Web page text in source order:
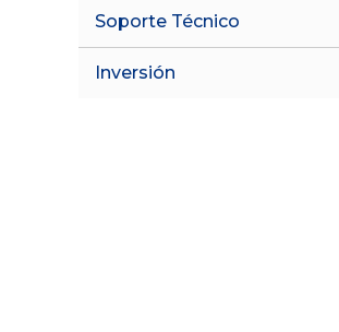
Soporte Técnico
Inversión